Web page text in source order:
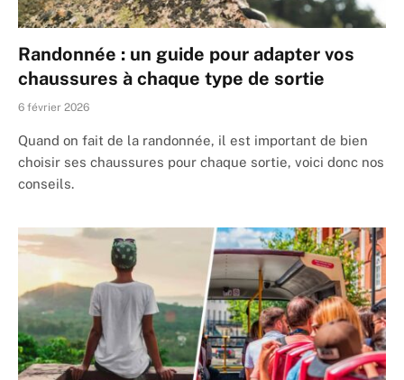
Randonnée : un guide pour adapter vos
chaussures à chaque type de sortie
6 février 2026
Quand on fait de la randonnée, il est important de bien
choisir ses chaussures pour chaque sortie, voici donc nos
conseils.